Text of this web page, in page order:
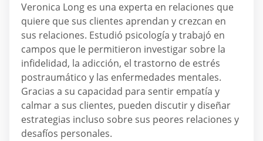
Veronica Long es una experta en relaciones que
quiere que sus clientes aprendan y crezcan en
sus relaciones. Estudió psicología y trabajó en
campos que le permitieron investigar sobre la
infidelidad, la adicción, el trastorno de estrés
postraumático y las enfermedades mentales.
Gracias a su capacidad para sentir empatía y
calmar a sus clientes, pueden discutir y diseñar
estrategias incluso sobre sus peores relaciones y
desafíos personales.